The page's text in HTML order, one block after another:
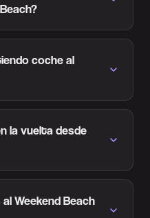
coche al
la vuelta desde
Weekend Beach